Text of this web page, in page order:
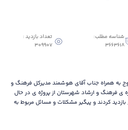
شناسه مطلب:
3663618
تعداد بازدید :
309907
به همراه جناب آقای هوشمند مدیرکل فرهنگ و
ی فرهنگ و ارشاد شهرستان از پروژه ی در حال
کردند و پیگیر مشکلات و مسائل مربوط به